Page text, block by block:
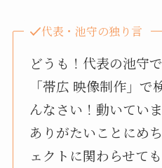
代表・池守の独り言
どうも！代表の池守で
「帯広 映像制作」
んなさい！動いてい
ありがたいことにめ
ェクトに関わらせて